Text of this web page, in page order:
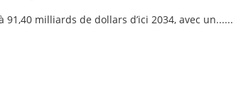
milliards de dollars d’ici 2034, avec un......